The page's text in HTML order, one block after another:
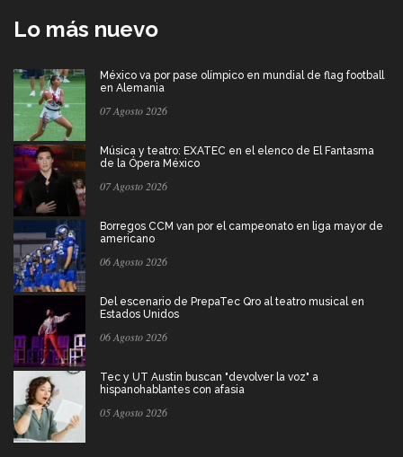
Lo más nuevo
México va por pase olímpico en mundial de flag football
en Alemania
07 Agosto 2026
Música y teatro: EXATEC en el elenco de El Fantasma
de la Ópera México
07 Agosto 2026
Borregos CCM van por el campeonato en liga mayor de
americano
06 Agosto 2026
Del escenario de PrepaTec Qro al teatro musical en
Estados Unidos
06 Agosto 2026
Tec y UT Austin buscan "devolver la voz" a
hispanohablantes con afasia
05 Agosto 2026